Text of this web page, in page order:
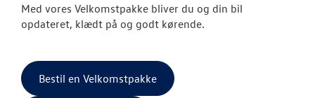
Med vores Velkomstpakke bliver du og din bil
opdateret, klædt på og godt kørende.
Bestil en Velkomstpakke